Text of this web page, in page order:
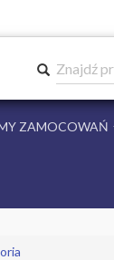
Znajdź
ZAMOCOWAŃ